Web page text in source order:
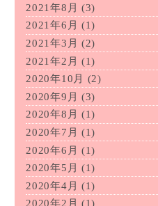
2021年8月 (3)
2021年6月 (1)
2021年3月 (2)
2021年2月 (1)
2020年10月
(2)
2020年9月 (3)
2020年8月 (1)
2020年7月 (1)
2020年6月 (1)
2020年5月 (1)
2020年4月 (1)
2020年2月 (1)